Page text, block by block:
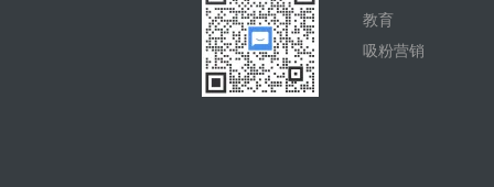
教育
吸粉营销